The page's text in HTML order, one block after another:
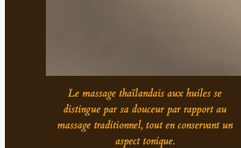
Le massage thaïlandais aux huiles se
distingue par sa douceur par rapport au
massage traditionnel, tout en conservant un
aspect tonique.